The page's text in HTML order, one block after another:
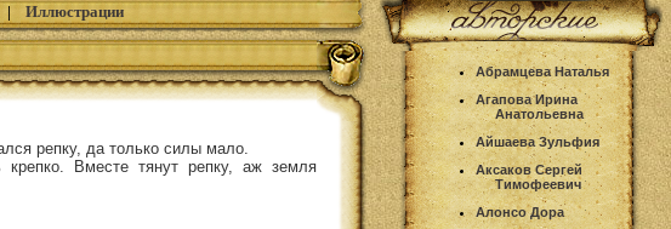
Иллюстрации
репку, да только силы мало.
крепко. Вместе тянут репку, аж земля
Абрамцева Наталья
Агапова Ирина
Анатольевна
Айшаева Зульфия
Аксаков Сергей
Тимофеевич
Алонсо Дора